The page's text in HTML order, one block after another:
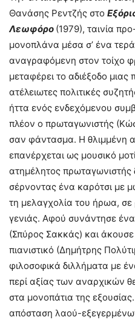
Θανάσης Ρεντζής στο
Λεωφόρο (1979), ταινία
μονοπλάνα μέσα σ’ ένα
αναγραφόμενη στον τοίχο
μεταφέρει το αδιέξοδο
ατέλειωτες πολιτικές
ήττα ενός ενδεχόμενου
πλέον ο πρωταγωνιστής
σαν φάντασμα. Η θλιμμένη
επανέρχεται ως μουσικό
ατημέλητος πρωταγωνιστής
σέρνοντας ένα καρότσι με
τη μελαγχολία του ήρωα, σε
γενιάς. Αφού συνάντησε
(Σπύρος Σακκάς) και
πιανιστικό (Δημήτρης
φιλοσοφικά διλλήματα με
περί αξίας των αναρχικών
στα μονοπάτια της
απόσταση λαού-